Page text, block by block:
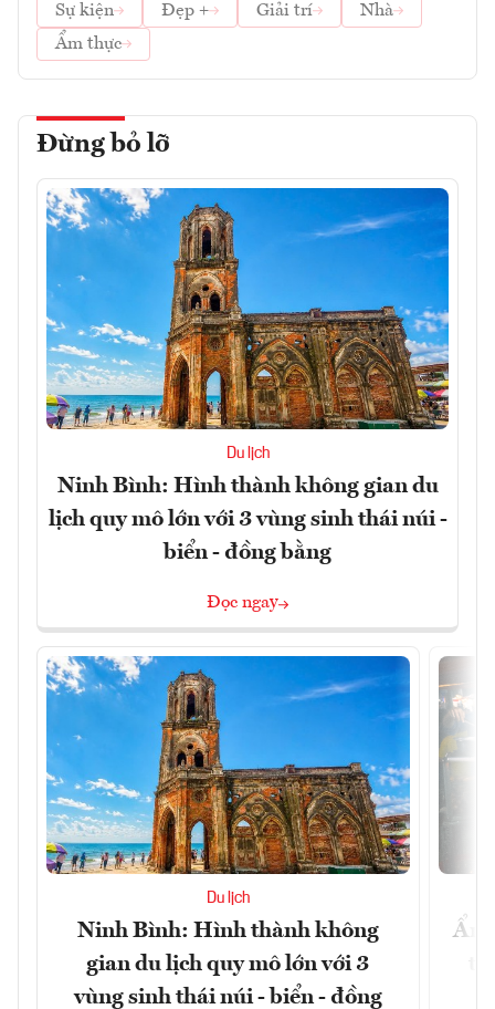
Sự kiện
Đẹp + Giải trí
Nhà
Ẩm thực
Đừng bỏ lỡ
Du lịch
Ninh Bình: Hình thành không gian du
lịch quy mô lớn với 3 vùng sinh thái núi -
biển - đồng bằng
Đọc ngay
Du lịch
Ninh Bình: Hình thành không
gian du lịch quy mô lớn với 3
vùng sinh thái núi - biển - đồng
Ẩm